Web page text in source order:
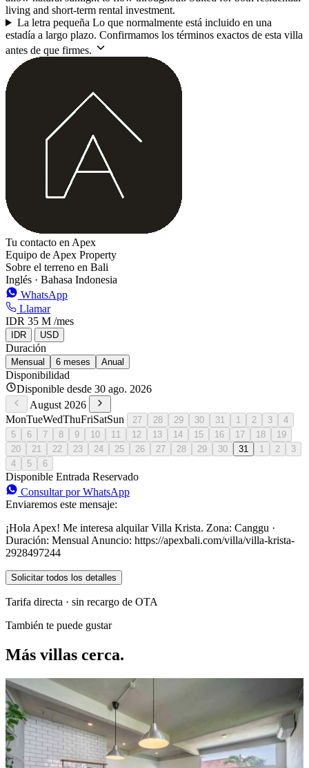
living and short-term rental investment.
La letra pequeña Lo que normalmente está incluido en una
estadía a largo plazo. Confirmamos los términos exactos de esta villa
antes de que firmes.
Tu contacto en Apex
Equipo de Apex Property
Sobre el terreno en Bali
Inglés · Bahasa Indonesia
WhatsApp
Llamar
IDR 35 M /mes
IDR USD
Duración
Mensual 6 meses Anual
Disponibilidad
Disponible desde 30 ago. 2026
August 2026
MonTueWedThuFriSatSun 27 28 29 30 31 1 2 3
4
5
6 7 8 9 10 11 12 13 14 15 16 17 18
19
20
21 22 23 24 25 26 27 28 29 30 31 1 2
3
4
5 6
Disponible Entrada Reservado
Consultar por WhatsApp
Enviaremos este mensaje:
¡Hola Apex! Me interesa alquilar Villa Krista. Zona: Canggu ·
Duración: Mensual Anuncio: https://apexbali.com/villa/villa-krista-
2928497244
Solicitar todos los detalles
Tarifa directa · sin recargo de OTA
También te puede gustar
Más villas cerca.